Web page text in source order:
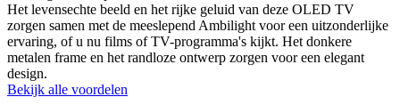
Het levensechte beeld en het rijke geluid van deze OLED TV
zorgen samen met de meeslepend Ambilight voor een uitzonderlijke
ervaring, of u nu films of TV-programma's kijkt. Het donkere
metalen frame en het randloze ontwerp zorgen voor een elegant
design.
Bekijk alle voordelen